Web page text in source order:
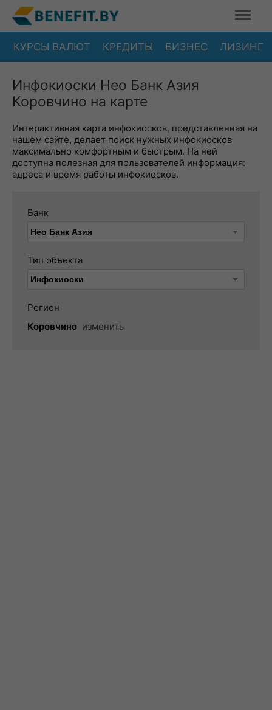
КУРСЫ ВАЛЮТ КРЕДИТЫ БИЗНЕС ЛИЗИНГ
Инфокиоски Нео Банк Азия
Коровчино на карте
Интерактивная карта инфокиосков, представленная на
нашем сайте, делает поиск нужных инфокиосков
максимально комфортным и быстрым. На ней
доступна полезная для пользователей информация:
адреса и время работы инфокиосков.
Банк
Тип объекта
Регион
Коровчино изменить